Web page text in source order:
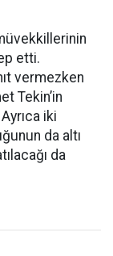
etti.
vermezken
Tekin’in
iki
da altı
da